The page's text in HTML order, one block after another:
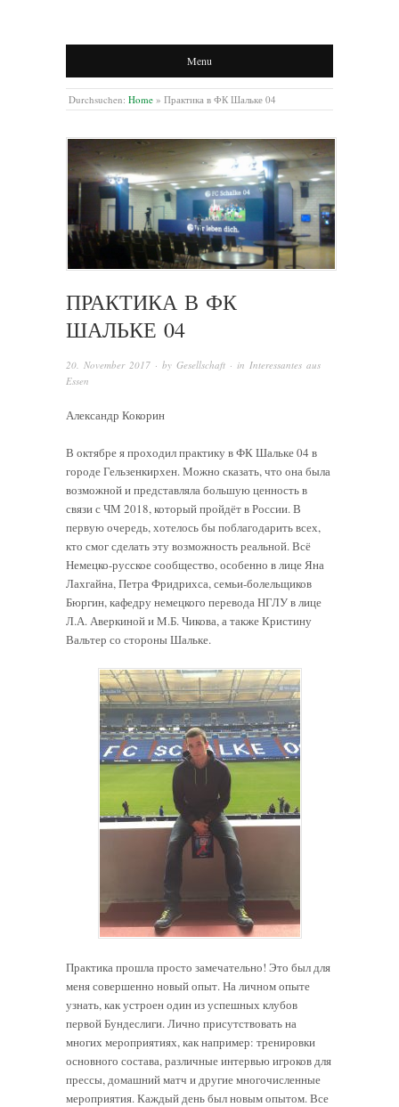
Menu
Durchsuchen: Home » Практика в ФК Шальке 04
ПРАКТИКА В ФК
ШАЛЬКЕ 04
20. November 2017 · by Gesellschaft · in Interessantes aus
Essen
Александр Кокорин
В октябре я проходил практику в ФК Шальке 04 в
городе Гельзенкирхен. Можно сказать, что она была
возможной и представляла большую ценность в
связи с ЧМ 2018, который пройдёт в России. В
первую очередь, хотелось бы поблагодарить всех,
кто смог сделать эту возможность реальной. Всё
Немецко-русское сообщество, особенно в лице Яна
Лахгайна, Петра Фридрихса, семьи-болельщиков
Бюргин, кафедру немецкого перевода НГЛУ в лице
Л.А. Аверкиной и М.Б. Чикова, а также Кристину
Вальтер со стороны Шальке.
Практика прошла просто замечательно! Это был для
меня совершенно новый опыт. На личном опыте
узнать, как устроен один из успешных клубов
первой Бундеслиги. Лично присутствовать на
многих мероприятиях, как например: тренировки
основного состава, различные интервью игроков для
прессы, домашний матч и другие многочисленные
мероприятия. Каждый день был новым опытом. Все